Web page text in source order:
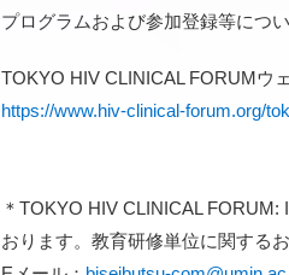
プログラムおよび参加登録等につ
TOKYO HIV CLINICAL FORUMウ
https://www.hiv-clinical-forum.org/
＊TOKYO HIV CLINICAL
おります。教育研修単位に関する